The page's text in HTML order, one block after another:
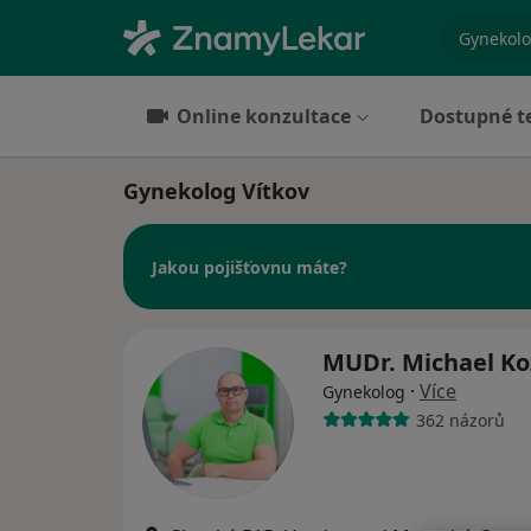
Online konzultace Dostupné
Gynekolog Vítkov
Jakou pojišťovnu máte?
MUDr. Michael
Gynekolog · Více
362 názorů